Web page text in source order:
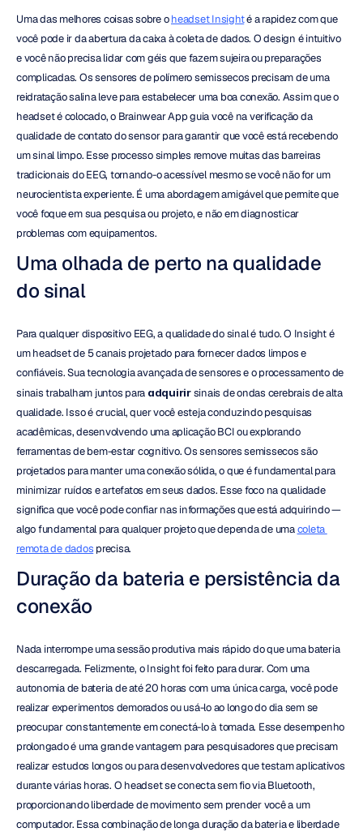
Uma das melhores coisas sobre o headset Insight é a rapidez com que
você pode ir da abertura da caixa à coleta de dados. O design é intuitivo
e você não precisa lidar com géis que fazem sujeira ou preparações
complicadas. Os sensores de polímero semissecos precisam de uma
reidratação salina leve para estabelecer uma boa conexão. Assim que o
headset é colocado, o Brainwear App guia você na verificação da
qualidade de contato do sensor para garantir que você está recebendo
um sinal limpo. Esse processo simples remove muitas das barreiras
tradicionais do EEG, tornando-o acessível mesmo se você não for um
neurocientista experiente. É uma abordagem amigável que permite que
você foque em sua pesquisa ou projeto, e não em diagnosticar
problemas com equipamentos.
Uma olhada de perto na qualidade
do sinal
Para qualquer dispositivo EEG, a qualidade do sinal é tudo. O Insight é
um headset de 5 canais projetado para fornecer dados limpos e
confiáveis. Sua tecnologia avançada de sensores e o processamento de
sinais trabalham juntos para adquirir sinais de ondas cerebrais de alta
qualidade. Isso é crucial, quer você esteja conduzindo pesquisas
acadêmicas, desenvolvendo uma aplicação BCI ou explorando
ferramentas de bem-estar cognitivo. Os sensores semissecos são
projetados para manter uma conexão sólida, o que é fundamental para
minimizar ruídos e artefatos em seus dados. Esse foco na qualidade
significa que você pode confiar nas informações que está adquirindo —
algo fundamental para qualquer projeto que dependa de uma coleta
remota de dados precisa.
Duração da bateria e persistência da
conexão
Nada interrompe uma sessão produtiva mais rápido do que uma bateria
descarregada. Felizmente, o Insight foi feito para durar. Com uma
autonomia de bateria de até 20 horas com uma única carga, você pode
realizar experimentos demorados ou usá-lo ao longo do dia sem se
preocupar constantemente em conectá-lo à tomada. Esse desempenho
prolongado é uma grande vantagem para pesquisadores que precisam
realizar estudos longos ou para desenvolvedores que testam aplicativos
durante várias horas. O headset se conecta sem fio via Bluetooth,
proporcionando liberdade de movimento sem prender você a um
computador. Essa combinação de longa duração da bateria e liberdade